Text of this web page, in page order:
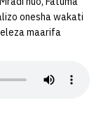
onesha wakati
maarifa